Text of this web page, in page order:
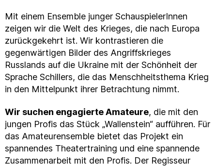
Mit einem Ensemble junger SchauspielerInnen
zeigen wir die Welt des Krieges, die nach Europa
zurückgekehrt ist. Wir kontrastieren die
gegenwärtigen Bilder des Angriffskrieges
Russlands auf die Ukraine mit der Schönheit der
Sprache Schillers, die das Menschheitsthema Krieg
in den Mittelpunkt ihrer Betrachtung nimmt.
Wir suchen engagierte Amateure, die mit den
jungen Profis das Stück „Wallenstein“ aufführen. Für
das Amateurensemble bietet das Projekt ein
spannendes Theatertraining und eine spannende
Zusammenarbeit mit den Profis. Der Regisseur